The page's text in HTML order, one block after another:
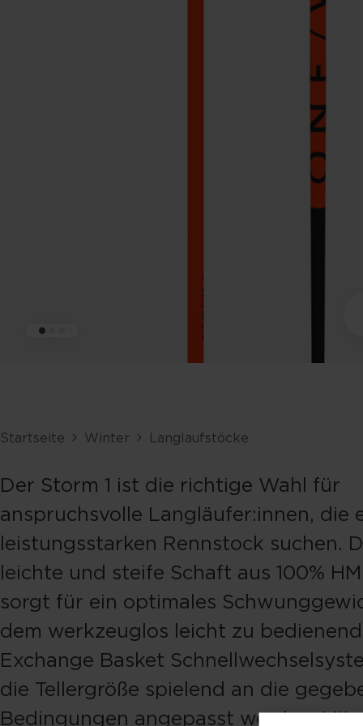
Startseite Winter Langlaufstöcke
Der Storm 1 ist die richtige Wahl für
anspruchsvolle Langläufer:innen, die
leistungsstarken Rennstock suchen.
leichte und steife Schaft aus 100%
sorgt für ein optimales
dem werkzeuglos leicht zu
Exchange Basket
die Tellergröße spielend an die
Bedingungen angepasst werden. Mit